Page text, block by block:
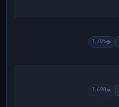
1,705
1,698